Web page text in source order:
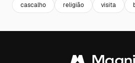
cascalho religião visita